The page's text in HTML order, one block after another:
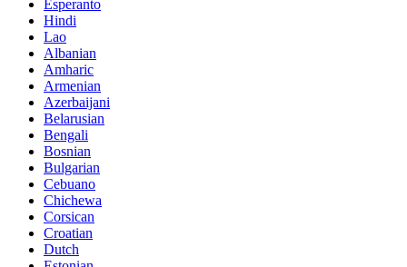
Esperanto
Hindi
Lao
Albanian
Amharic
Armenian
Azerbaijani
Belarusian
Bengali
Bosnian
Bulgarian
Cebuano
Chichewa
Corsican
Croatian
Dutch